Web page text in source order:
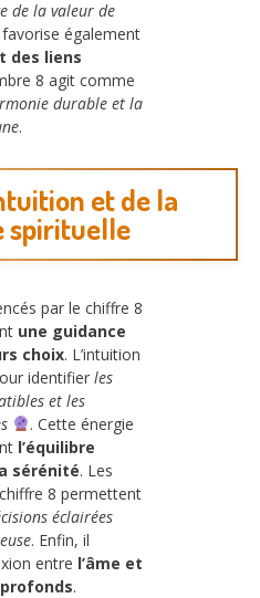
de la valeur de
favorise également
des liens
8 agit comme
durable et la
.
et de la
spirituelle
par le chiffre 8
une guidance
choix. L’intuition
identifier les
et les
. Cette énergie
l’équilibre
sérénité. Les
8 permettent
éclairées
. Enfin, il
entre l’âme et
.